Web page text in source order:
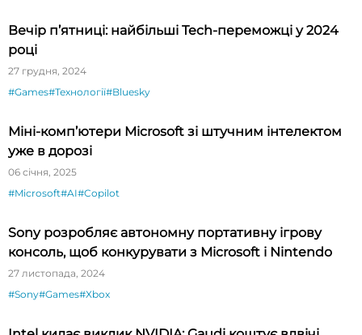
Вечір п’ятниці: найбільші Tech-переможці у 2024
році
27 грудня, 2024
#Games#Технології#Bluesky
Міні-комп’ютери Microsoft зі штучним інтелектом
уже в дорозі
06 січня, 2025
#Microsoft#AI#Copilot
Sony розробляє автономну портативну ігрову
консоль, щоб конкурувати з Microsoft і Nintendo
27 листопада, 2024
#Sony#Games#Xbox